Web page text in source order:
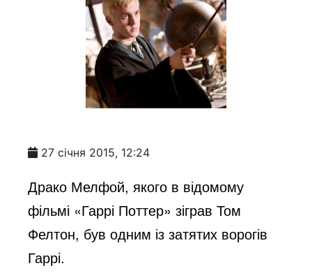
27 січня 2015, 12:24
Драко Мелфой, якого в відомому
фільмі «Гаррі Поттер» зіграв Том
Фелтон, був одним із затятих ворогів
Гаррі.